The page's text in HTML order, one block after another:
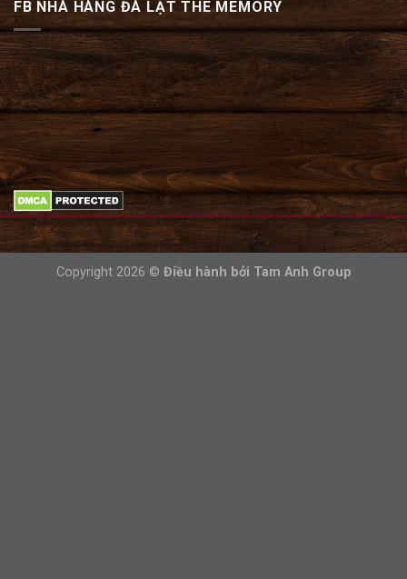
FB NHÀ HÀNG ĐÀ LẠT THE MEMORY
Copyright 2026 © Điều hành bởi Tam Anh Group